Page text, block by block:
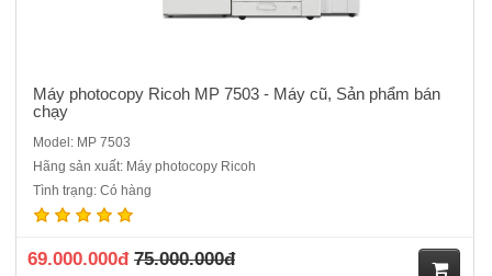
Máy photocopy Ricoh MP 7503 - Máy cũ, Sản phẩm bán
chạy
Model: MP 7503
Hãng sản xuất: Máy photocopy Ricoh
Tình trạng: Có hàng
69.000.000đ 75.000.000đ
laser đen trắng, In mạng, Scan màu - Kết nối với máy tính qua cổng
mạng Tốc độ in/copy: 30 trang/phútChức năng đảo 2 mặt bản sao tự